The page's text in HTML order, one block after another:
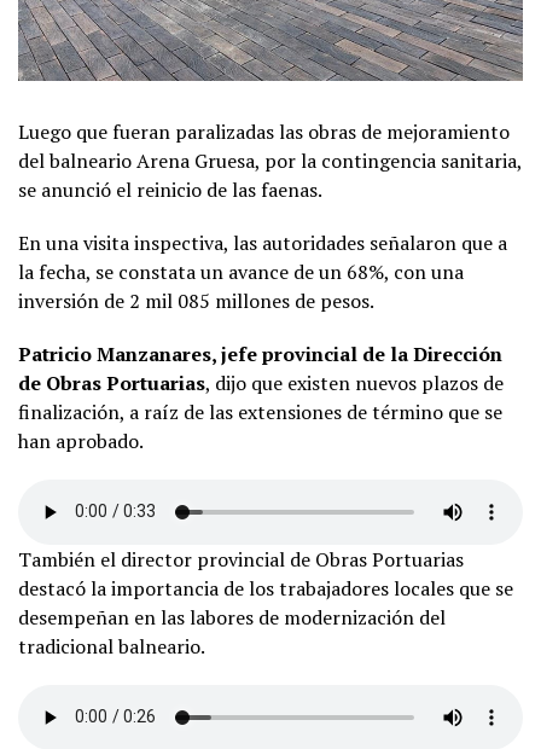
Luego que fueran paralizadas las obras de mejoramiento
del balneario Arena Gruesa, por la contingencia sanitaria,
se anunció el reinicio de las faenas.
En una visita inspectiva, las autoridades señalaron que a
la fecha, se constata un avance de un 68%, con una
inversión de 2 mil 085 millones de pesos.
Patricio Manzanares, jefe provincial de la Dirección
de Obras Portuarias, dijo que existen nuevos plazos de
finalización, a raíz de las extensiones de término que se
han aprobado.
También el director provincial de Obras Portuarias
destacó la importancia de los trabajadores locales que se
desempeñan en las labores de modernización del
tradicional balneario.